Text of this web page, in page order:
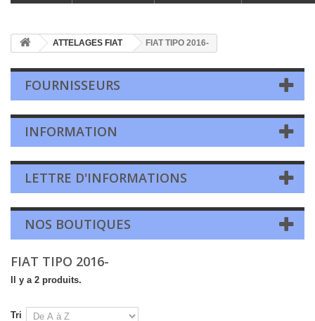
ATTELAGES FIAT FIAT TIPO 2016-
FOURNISSEURS
INFORMATION
LETTRE D'INFORMATIONS
NOS BOUTIQUES
FIAT TIPO 2016-
Il y a 2 produits.
Tri